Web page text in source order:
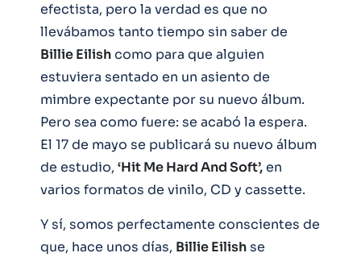
efectista, pero la verdad es que no
llevábamos tanto tiempo sin saber de
Billie Eilishcomo para que alguien
estuviera sentado en un asiento de
mimbre expectante por su nuevo álbum.
Pero sea como fuere: se acabó la espera.
El 17 de mayo se publicará su nuevo álbum
de estudio, ‘Hit Me Hard And Soft’,en
varios formatos de vinilo, CD y cassette.
Y sí, somos perfectamente conscientes de
que, hace unos días, Billie Eilishse